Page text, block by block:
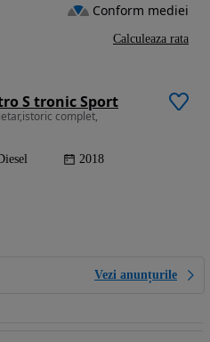
S tronic Sport
complet,
2018
Vezi anunțurile
Conform mediei
Calculeaza rata